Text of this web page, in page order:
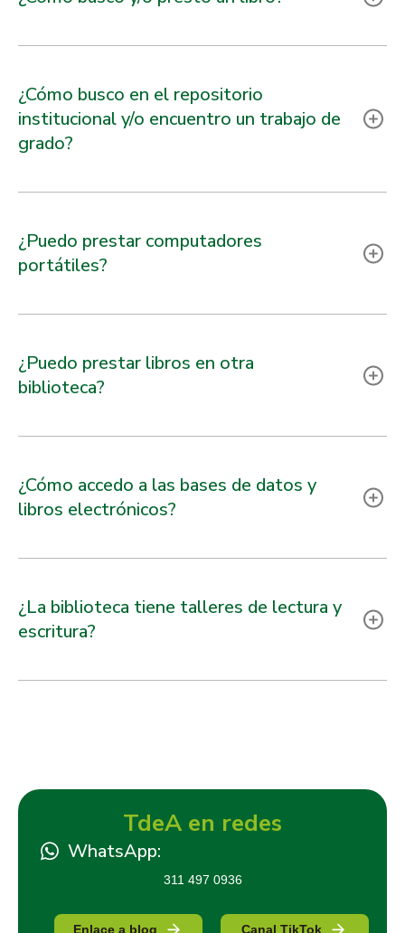
¿Cómo busco en el repositorio
institucional y/o encuentro un trabajo de
grado?
¿Puedo prestar computadores
portátiles?
¿Puedo prestar libros en otra
biblioteca?
¿Cómo accedo a las bases de datos y
libros electrónicos?
¿La biblioteca tiene talleres de lectura y
escritura?
TdeA en redes
WhatsApp:
311 497 0936
Enlace a blog Canal TikTok